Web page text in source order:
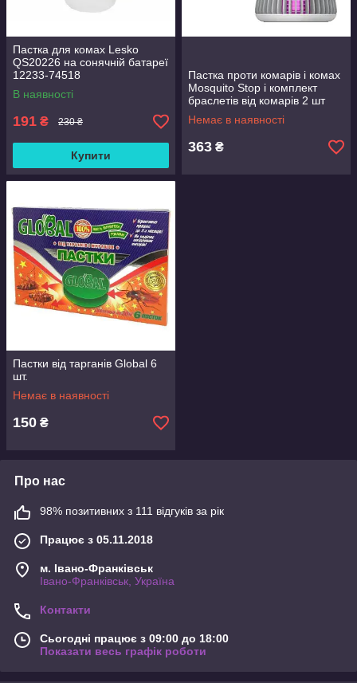
Пастка для комах Lesko
QS20226 на сонячній батареї
12233-74518
В наявності
191 ₴ 230 ₴
Купити
Пастка проти комарів і комах
Mosquito Stop і комплект
браслетів від комарів 2 шт
MTX 6798/1
Немає в наявності
363 ₴
Пастки від тарганів Global 6
шт.
Немає в наявності
150 ₴
Про нас
98% позитивних з 111 відгуків за рік
Працює з 05.11.2018
м. Івано-Франківськ
Івано-Франківськ, Україна
Контакти
Сьогодні працює з 09:00 до 18:00
Показати весь графік роботи